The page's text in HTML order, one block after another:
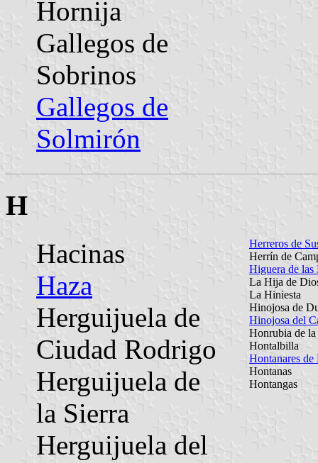
Hornija
Gallegos de
Sobrinos
Gallegos de
Solmirón
H
Hacinas
Haza
Herguijuela de
Ciudad Rodrigo
Herguijuela de
la Sierra
Herguijuela del
Herreros de
Herrín de
Higuera de las
La Hija de
La Hiniesta
Hinojosa de
Hinojosa del
Honrubia de la
Hontalbilla
Hontanares de
Hontanas
Hontangas